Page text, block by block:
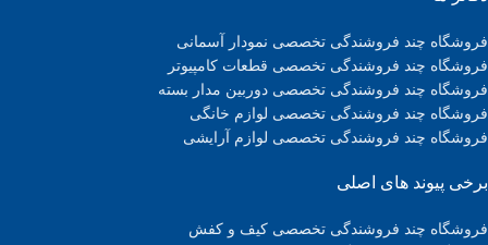
فروشگاه چند فروشندگی تخصصی نمودار آسمانی
فروشگاه چند فروشندگی تخصصی قطعات کامپیوتر
فروشگاه چند فروشندگی تخصصی دوربین مدار بسته
فروشگاه چند فروشندگی تخصصی لوازم خانگی
فروشگاه چند فروشندگی تخصصی لوازم آرایشی
برخی پیوند های اصلی
فروشگاه چند فروشندگی تخصصی کیف و کفش